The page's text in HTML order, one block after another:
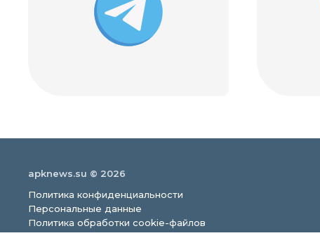
apknews.su © 2026
Политика конфиденциальности
Персональные данные
Политика обработки cookie-файлов